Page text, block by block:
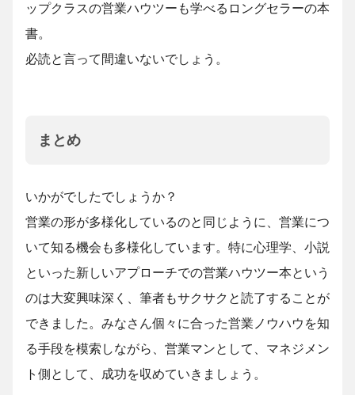
ップクラスの営業ハウツーも学べるロングセラーの本
書。
必読と言って間違いないでしょう。
まとめ
いかがでしたでしょうか？
営業の形が多様化しているのと同じように、営業につ
いて知る機会も多様化しています。特に心理学、小説
といった新しいアプローチでの営業ハウツー本という
のは大変興味深く、筆者もサクサクと読了することが
できました。みなさん個々に合った営業ノウハウを知
る手段を模索しながら、営業マンとして、マネジメン
ト側として、成功を収めていきましょう。